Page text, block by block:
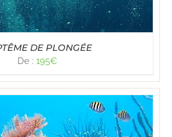
DE PLONGÉE
De : 195€